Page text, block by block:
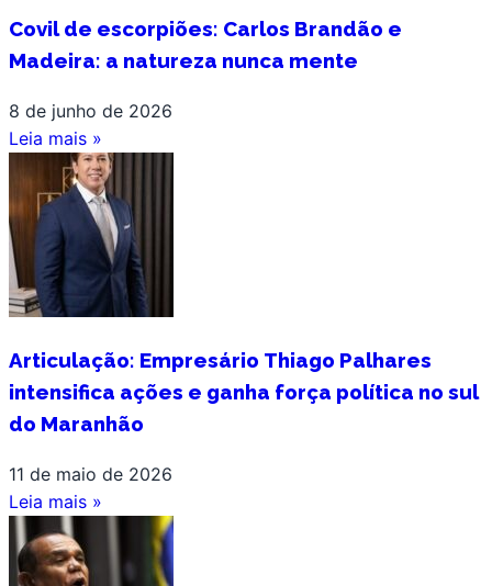
Covil de escorpiões: Carlos Brandão e
Madeira: a natureza nunca mente
8 de junho de 2026
Leia mais »
Articulação: Empresário Thiago Palhares
intensifica ações e ganha força política no sul
do Maranhão
11 de maio de 2026
Leia mais »